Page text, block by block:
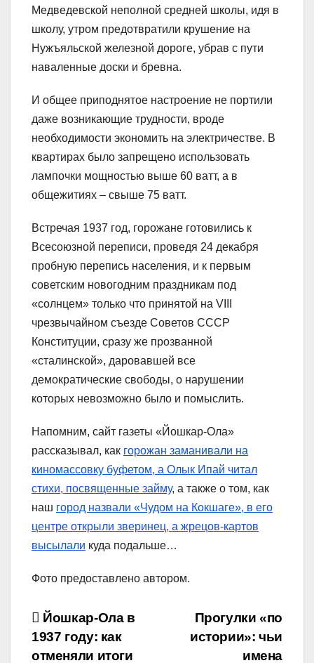
Медведевской неполной средней школы, идя в
школу, утром предотвратили крушение на
Нужъяльской железной дороге, убрав с пути
наваленные доски и бревна.
И общее приподнятое настроение не портили
даже возникающие трудности, вроде
необходимости экономить на электричестве. В
квартирах было запрещено использовать
лампочки мощностью выше 60 ватт, а в
общежитиях – свыше 75 ватт.
Встречая 1937 год, горожане готовились к
Всесоюзной переписи, проведя 24 декабря
пробную перепись населения, и к первым
советским новогодним праздникам под
«солнцем» только что принятой на VIII
чрезвычайном съезде Советов СССР
Конституции, сразу же прозванной
«сталинской», даровавшей все
демократические свободы, о нарушении
которых невозможно было и помыслить.
Напомним, сайт газеты «Йошкар-Ола»
рассказывал, как горожан заманивали на
киномассовку буфетом, а Олык Ипай читал
стихи, посвященные займу, а также о том, как
наш город назвали «Чудом на Кокшаге», в его
центре открыли зверинец, а жрецов-картов
высылали куда подальше…
Фото предоставлено автором.
Навигация
по
Прогулки «по
истории»: чьи
имена
Йошкар-Ола в
1937 году: как
отменяли итоги